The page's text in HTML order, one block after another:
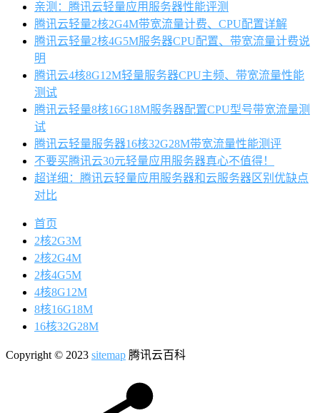
亲测：腾讯云轻量应用服务器性能评测
腾讯云轻量2核2G4M带宽流量计费、CPU配置详解
腾讯云轻量2核4G5M服务器CPU配置、带宽流量计费说
明
腾讯云4核8G12M轻量服务器CPU主频、带宽流量性能
测试
腾讯云轻量8核16G18M服务器配置CPU型号带宽流量测
试
腾讯云轻量服务器16核32G28M带宽流量性能测评
不要买腾讯云30元轻量应用服务器真心不值得！
超详细：腾讯云轻量应用服务器和云服务器区别优缺点
对比
首页
2核2G3M
2核2G4M
2核4G5M
4核8G12M
8核16G18M
16核32G28M
Copyright © 2023 sitemap 腾讯云百科